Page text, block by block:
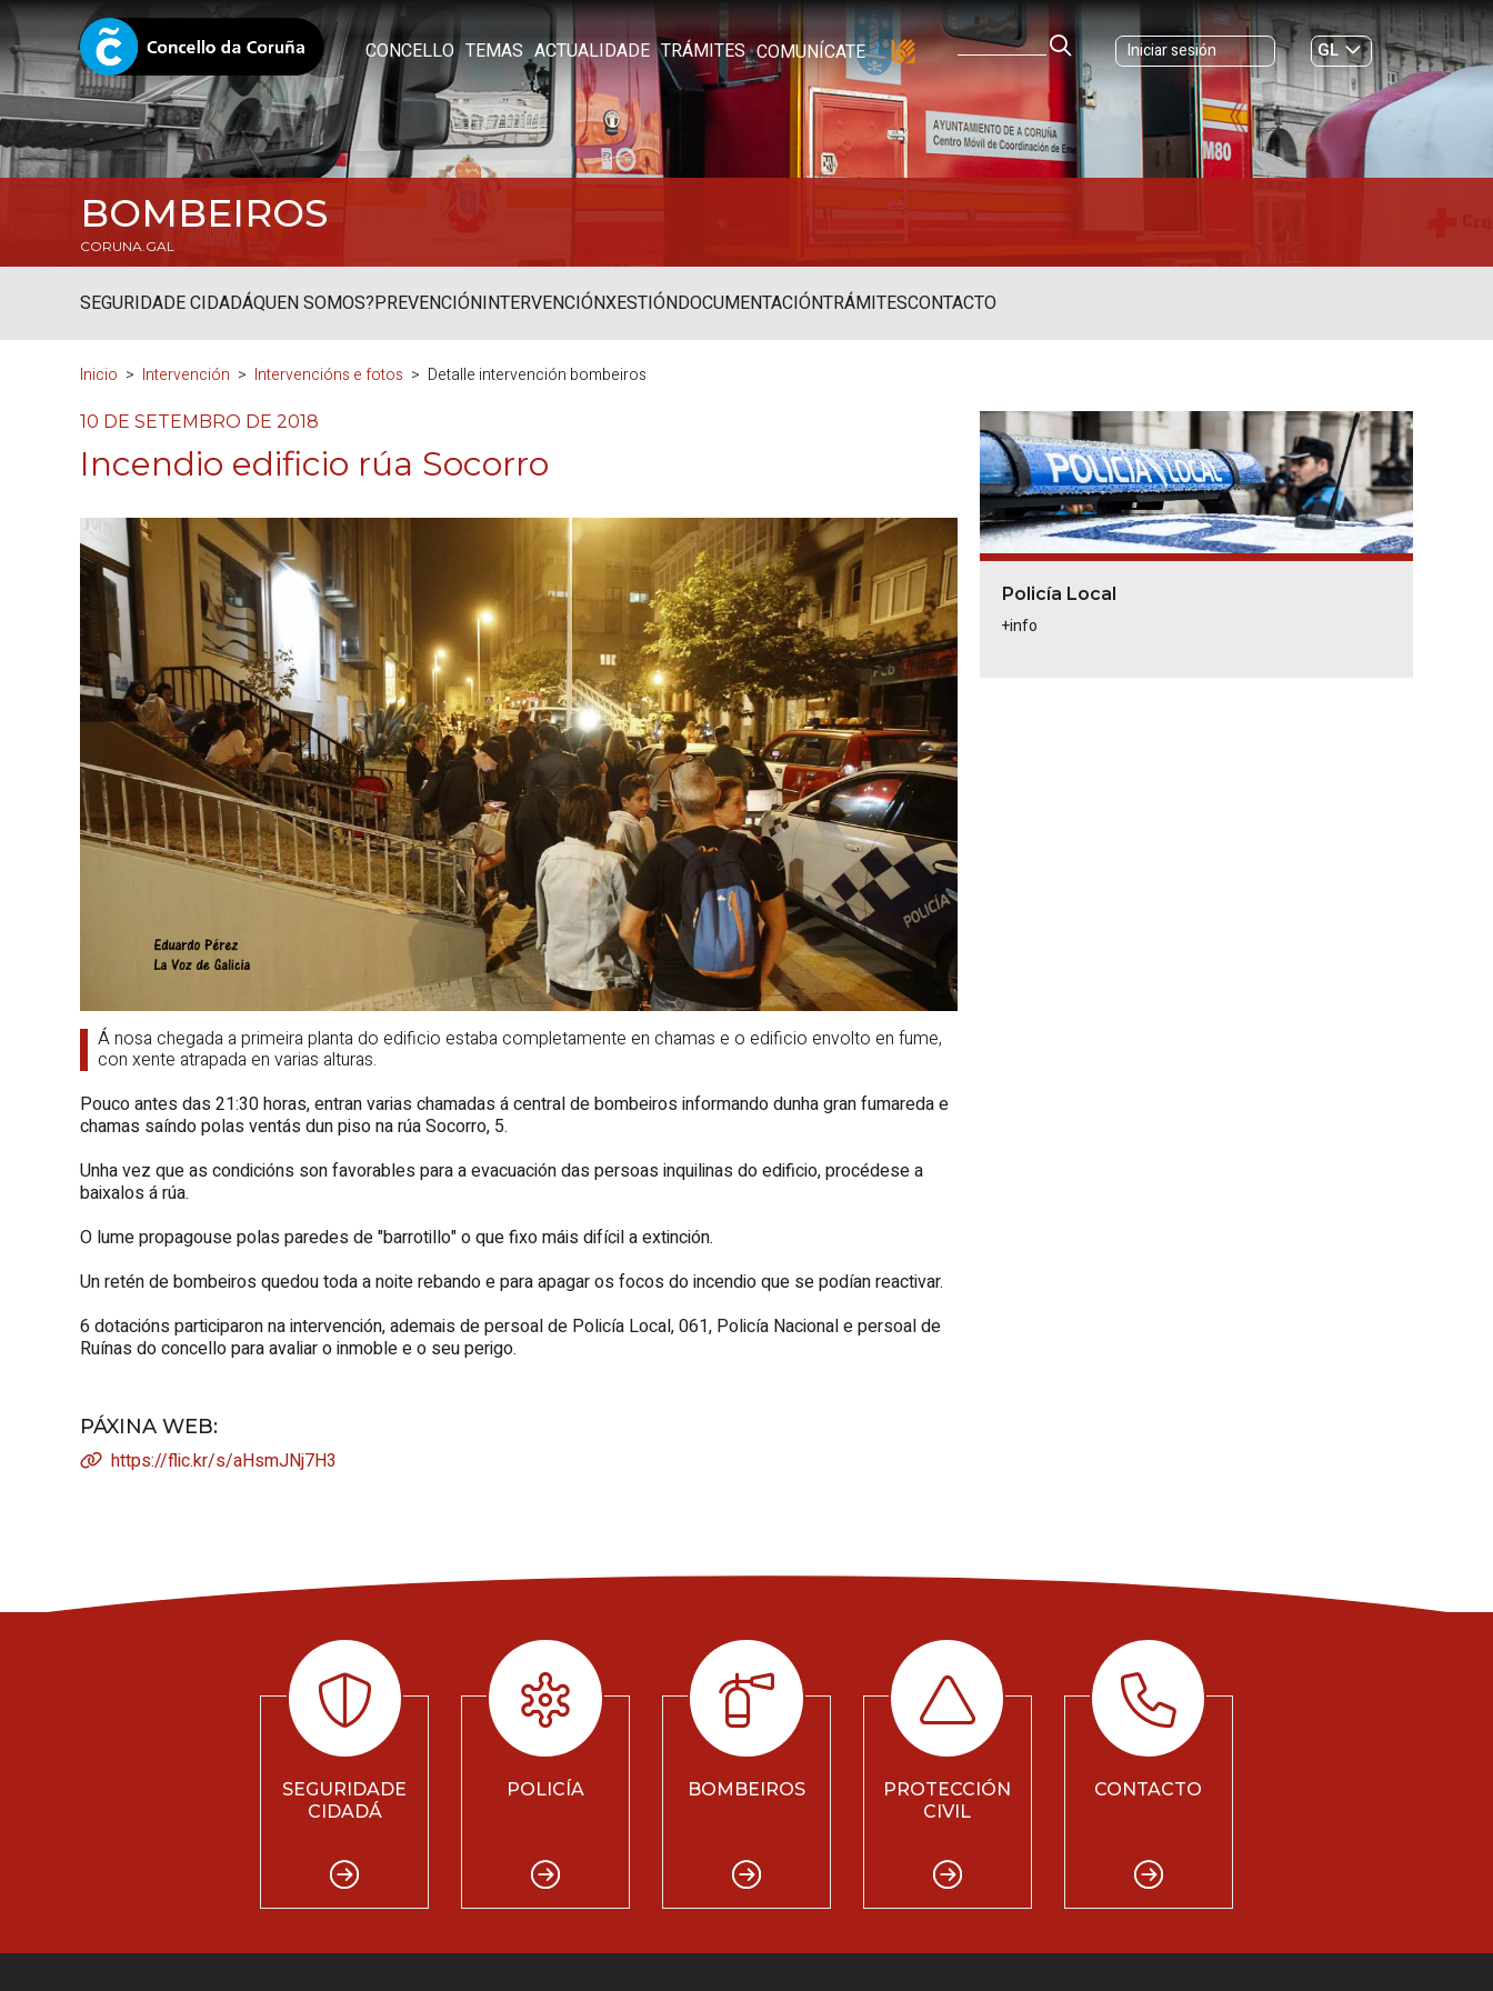
CONCELLO TEMAS ACTUALIDADE TRÁMITES COMUNÍCATE Iniciar sesión
GL
ES|
BOMBEIROS
CORUNA.GAL
SEGURIDADE CIDADÁQUEN SOMOS?PREVENCIÓNINTERVENCIÓNXESTIÓNDOCUMENTACIÓNTRÁMITESCONTACTO
Inicio Intervención Intervencións e fotos Detalle intervención bombeiros
10 DE SETEMBRO DE 2018
Incendio edificio rúa Socorro
Á nosa chegada a primeira planta do edificio estaba completamente en chamas e o edificio envolto en fume,
con xente atrapada en varias alturas.
Pouco antes das 21:30 horas, entran varias chamadas á central de bombeiros informando dunha gran fumareda e
chamas saíndo polas ventás dun piso na rúa Socorro, 5.
Unha vez que as condicións son favorables para a evacuación das persoas inquilinas do edificio, procédese a
baixalos á rúa.
O lume propagouse polas paredes de "barrotillo" o que fixo máis difícil a extinción.
Un retén de bombeiros quedou toda a noite rebando e para apagar os focos do incendio que se podían reactivar.
6 dotacións participaron na intervención, ademais de persoal de Policía Local, 061, Policía Nacional e persoal de
Ruínas do concello para avaliar o inmoble e o seu perigo.
PÁXINA WEB:
https://flic.kr/s/aHsmJNj7H3
Policía Local
+info
SEGURIDADE
CIDADÁ
POLICÍA BOMBEIROS
PROTECCIÓN
CIVIL
CONTACTO